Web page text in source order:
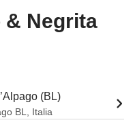
& Negrita
(BL)
BL, Italia